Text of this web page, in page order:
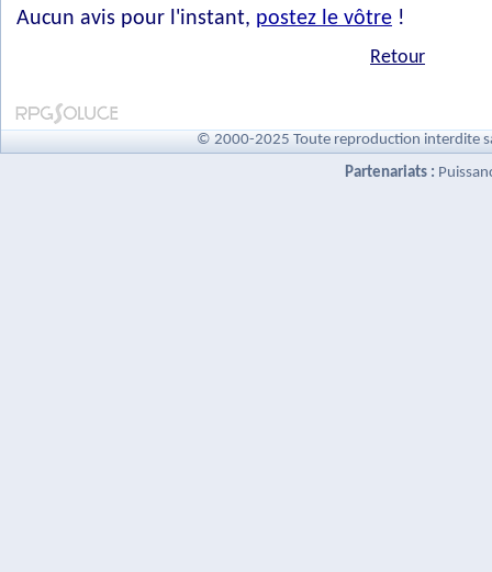
Aucun avis pour l'instant, postez le vôtre !
Retour
© 2000-2025 Toute reproduction interdite
Partenariats :